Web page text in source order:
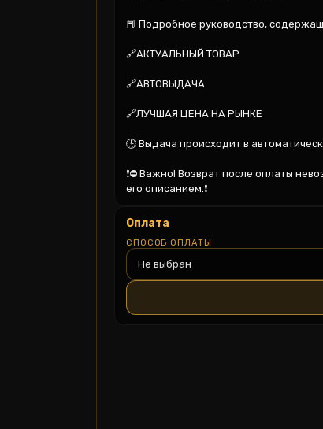
📕 Подробное руководство,
🔗АКТУАЛЬНЫЙ ТОВАР
🔗АВТОВЫДАЧА
🔗ЛУЧШАЯ ЦЕНА НА РЫНКЕ
🕒 Выдача происходит в
❗️⛔ Важно! Возврат после оплаты
его описанием.❗️
Оплата
СПОСОБ ОПЛАТЫ
Не выбран